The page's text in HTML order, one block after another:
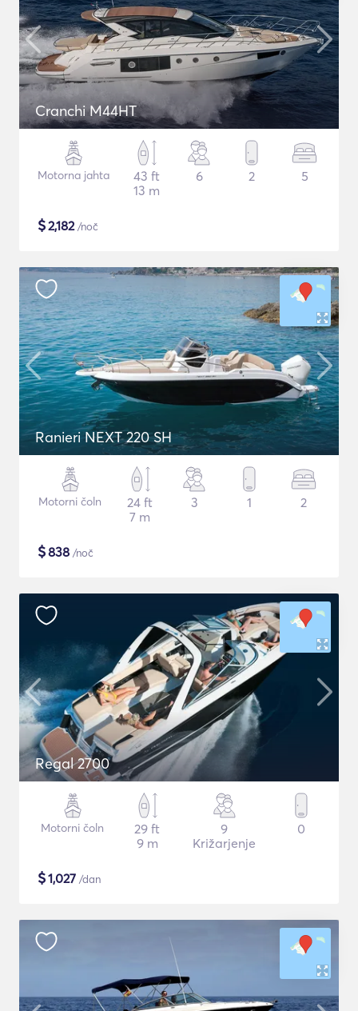
Cranchi M44HT
Motorna jahta
43 ft
13 m
6 2 5
$2,182/noč
Ranieri NEXT 220 SH
Motorni čoln
24 ft
7 m
3 1 2
$838 /noč
Regal 2700
Motorni čoln
29 ft
9 m
9
Križarjenje
0
$1,027 /dan